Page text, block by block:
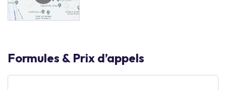
Formules & Prix d’appels